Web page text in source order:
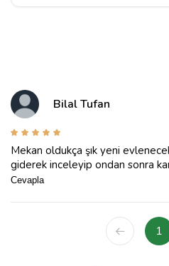
Bilal Tufan
Mekan oldukça şık yeni
giderek inceleyip ondan sonra
Cevapla
1